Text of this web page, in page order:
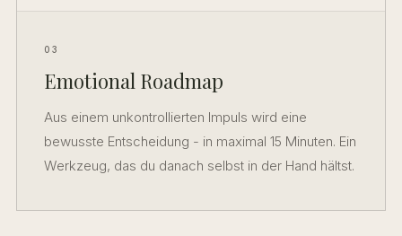
03
Emotional Roadmap
Aus einem unkontrollierten Impuls wird eine
bewusste Entscheidung - in maximal 15 Minuten. Ein
Werkzeug, das du danach selbst in der Hand hältst.